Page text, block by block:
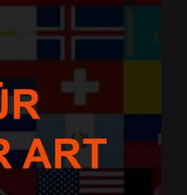
↗️Guul Prime für
&